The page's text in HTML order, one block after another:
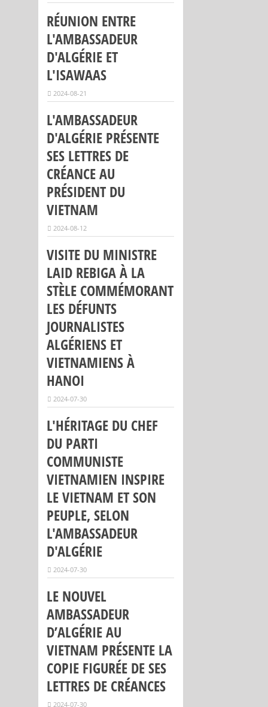
RÉUNION ENTRE
L'AMBASSADEUR
D'ALGÉRIE ET
L'ISAWAAS
2024-08-21
L'AMBASSADEUR
D'ALGÉRIE PRÉSENTE
SES LETTRES DE
CRÉANCE AU
PRÉSIDENT DU
VIETNAM
2024-08-12
VISITE DU MINISTRE
LAID REBIGA À LA
STÈLE COMMÉMORANT
LES DÉFUNTS
JOURNALISTES
ALGÉRIENS ET
VIETNAMIENS À
HANOI
2024-07-30
L'HÉRITAGE DU CHEF
DU PARTI
COMMUNISTE
VIETNAMIEN INSPIRE
LE VIETNAM ET SON
PEUPLE, SELON
L'AMBASSADEUR
D'ALGÉRIE
2024-07-30
LE NOUVEL
AMBASSADEUR
D’ALGÉRIE AU
VIETNAM PRÉSENTE LA
COPIE FIGURÉE DE SES
LETTRES DE CRÉANCES
2024-07-30